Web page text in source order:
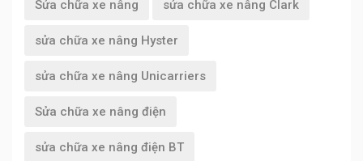
Sửa chữa xe nâng sửa chữa xe nâng Clark
sửa chữa xe nâng Hyster
sửa chữa xe nâng Unicarriers
Sửa chữa xe nâng điện
sửa chữa xe nâng điện BT